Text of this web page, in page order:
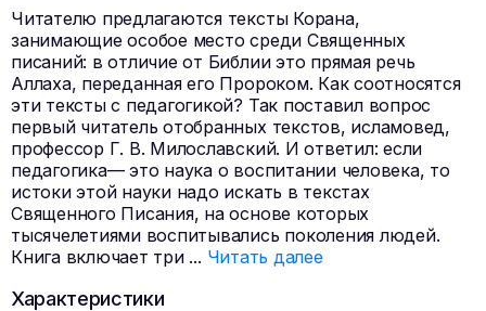
Читателю предлагаются тексты Корана,
занимающие особое место среди Священных
писаний: в отличие от Библии это прямая речь
Аллаха, переданная его Пророком. Как соотносятся
эти тексты с педагогикой? Так поставил вопрос
первый читатель отобранных текстов, исламовед,
профессор Г. В. Милославский. И ответил: если
педагогика— это наука о воспитании человека, то
истоки этой науки надо искать в текстах
Священного Писания, на основе которых
тысячелетиями воспитывались поколения людей.
Книга включает три ... Читать далее
Характеристики